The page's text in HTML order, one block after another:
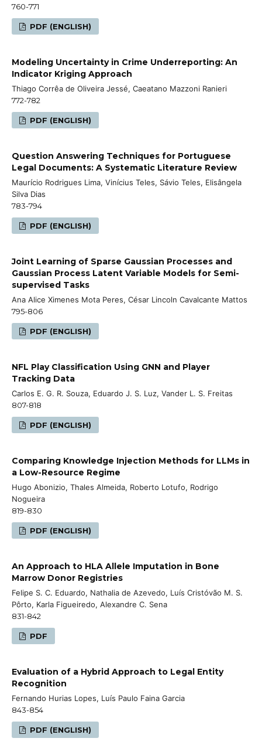
760-771
PDF (ENGLISH)
Modeling Uncertainty in Crime Underreporting: An
Indicator Kriging Approach
Thiago Corrêa de Oliveira Jessé, Caeatano Mazzoni Ranieri
772-782
PDF (ENGLISH)
Question Answering Techniques for Portuguese
Legal Documents: A Systematic Literature Review
Maurício Rodrigues Lima, Vinícius Teles, Sávio Teles, Elisângela
Silva Dias
783-794
PDF (ENGLISH)
Joint Learning of Sparse Gaussian Processes and
Gaussian Process Latent Variable Models for Semi-
supervised Tasks
Ana Alice Ximenes Mota Peres, César Lincoln Cavalcante Mattos
795-806
PDF (ENGLISH)
NFL Play Classification Using GNN and Player
Tracking Data
Carlos E. G. R. Souza, Eduardo J. S. Luz, Vander L. S. Freitas
807-818
PDF (ENGLISH)
Comparing Knowledge Injection Methods for LLMs in
a Low-Resource Regime
Hugo Abonizio, Thales Almeida, Roberto Lotufo, Rodrigo
Nogueira
819-830
PDF (ENGLISH)
An Approach to HLA Allele Imputation in Bone
Marrow Donor Registries
Felipe S. C. Eduardo, Nathalia de Azevedo, Luís Cristóvão M. S.
Pôrto, Karla Figueiredo, Alexandre C. Sena
831-842
PDF
Evaluation of a Hybrid Approach to Legal Entity
Recognition
Fernando Hurias Lopes, Luís Paulo Faina Garcia
843-854
PDF (ENGLISH)